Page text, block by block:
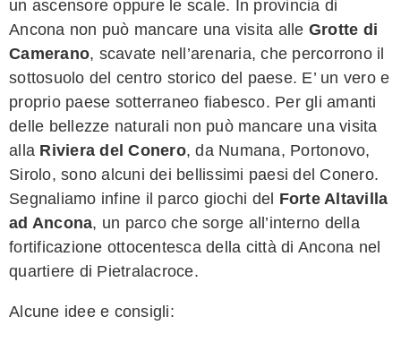
un ascensore oppure le scale. In provincia di
Ancona non può mancare una visita alle Grotte di
Camerano, scavate nell’arenaria, che percorrono il
sottosuolo del centro storico del paese. E’ un vero e
proprio paese sotterraneo fiabesco. Per gli amanti
delle bellezze naturali non può mancare una visita
alla Riviera del Conero, da Numana, Portonovo,
Sirolo, sono alcuni dei bellissimi paesi del Conero.
Segnaliamo infine il parco giochi del Forte Altavilla
ad Ancona, un parco che sorge all’interno della
fortificazione ottocentesca della città di Ancona nel
quartiere di Pietralacroce.
Alcune idee e consigli: